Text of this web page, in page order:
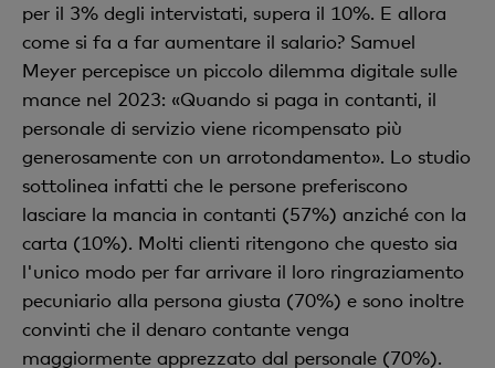
per il 3% degli intervistati, supera il 10%. E allora
come si fa a far aumentare il salario? Samuel
Meyer percepisce un piccolo dilemma digitale sulle
mance nel 2023: «Quando si paga in contanti, il
personale di servizio viene ricompensato più
generosamente con un arrotondamento». Lo studio
sottolinea infatti che le persone preferiscono
lasciare la mancia in contanti (57%) anziché con la
carta (10%). Molti clienti ritengono che questo sia
l'unico modo per far arrivare il loro ringraziamento
pecuniario alla persona giusta (70%) e sono inoltre
convinti che il denaro contante venga
maggiormente apprezzato dal personale (70%).